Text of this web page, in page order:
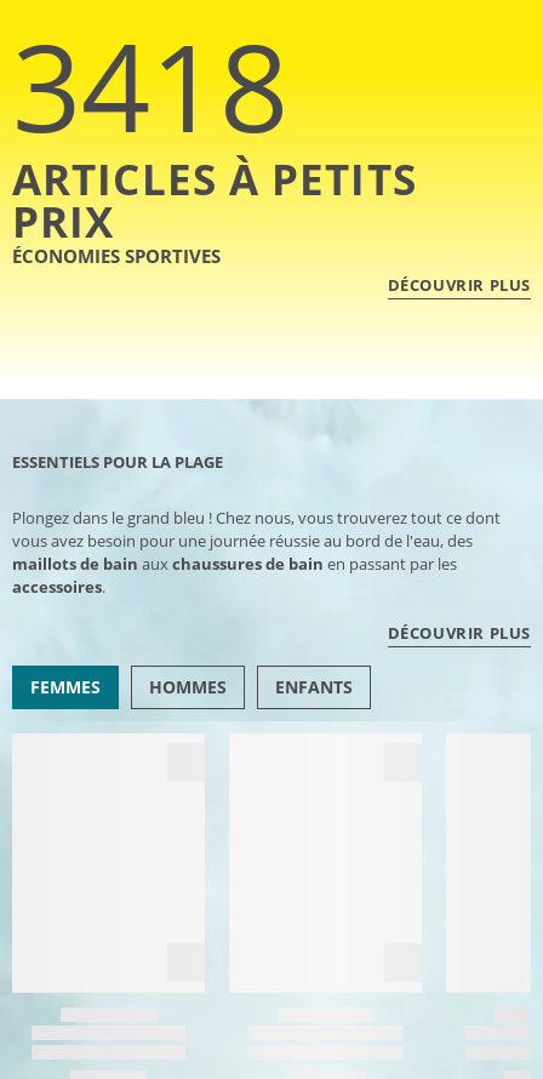
3418
ARTICLES À PETITS
PRIX
ÉCONOMIES SPORTIVES
DÉCOUVRIR PLUS
ESSENTIELS POUR LA PLAGE
Plongez dans le grand bleu ! Chez nous, vous trouverez tout ce dont
vous avez besoin pour une journée réussie au bord de l'eau, des
maillots de bain auxchaussures de bain en passant par les
accessoires.
DÉCOUVRIR PLUS
FEMMES HOMMES ENFANTS